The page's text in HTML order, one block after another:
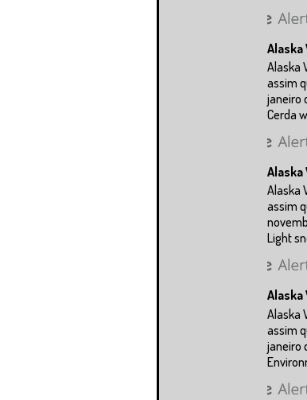
Alaska
assim
janeiro
Cerda
Alaska
assim
Light
Alaska
assim
janeiro